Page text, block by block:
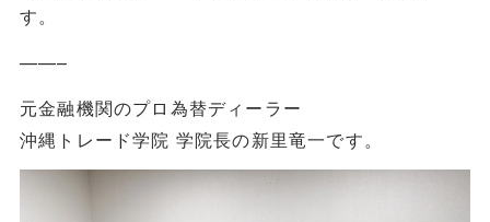
す。
——–
元金融機関のプロ為替ディーラー
沖縄トレード学院 学院長の新里竜一です。